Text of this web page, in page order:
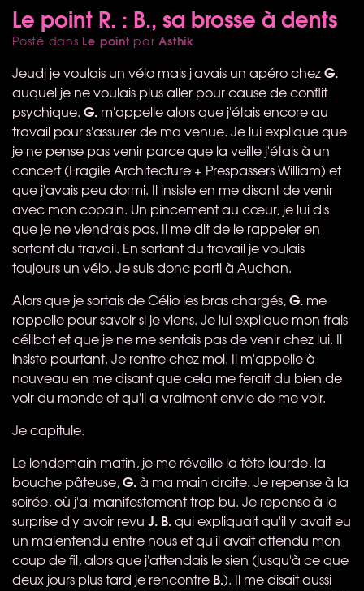
Le point R. : B., sa brosse à dents
Posté dans Le point parAsthik
Jeudi je voulais un vélo mais j'avais un apéro chezG.
auquel je ne voulais plus aller pour cause de conflit
psychique. G. m'appelle alors que j'étais encore au
travail pour s'assurer de ma venue. Je lui explique que
je ne pense pas venir parce que la veille j'étais à un
concert (Fragile Architecture + Prespassers William) et
que j'avais peu dormi. Il insiste en me disant de venir
avec mon copain. Un pincement au cœur, je lui dis
que je ne viendrais pas. Il me dit de le rappeler en
sortant du travail. En sortant du travail je voulais
toujours un vélo. Je suis donc parti à Auchan.
Alors que je sortais de Célio les bras chargés,G. me
rappelle pour savoir si je viens. Je lui explique mon frais
célibat et que je ne me sentais pas de venir chez lui. Il
insiste pourtant. Je rentre chez moi. Il m'appelle à
nouveau en me disant que cela me ferait du bien de
voir du monde et qu'il a vraiment envie de me voir.
Je capitule.
Le lendemain matin, je me réveille la tête lourde, la
bouche pâteuse,G.à ma main droite. Je repense à la
soirée, où j'ai manifestement trop bu. Je repense à la
surprise d'y avoir revu J. B.qui expliquait qu'il y avait eu
un malentendu entre nous et qu'il avait attendu mon
coup de fil, alors que j'attendais le sien (jusqu'à ce que
deux jours plus tard je rencontre B.). Il me disait aussi